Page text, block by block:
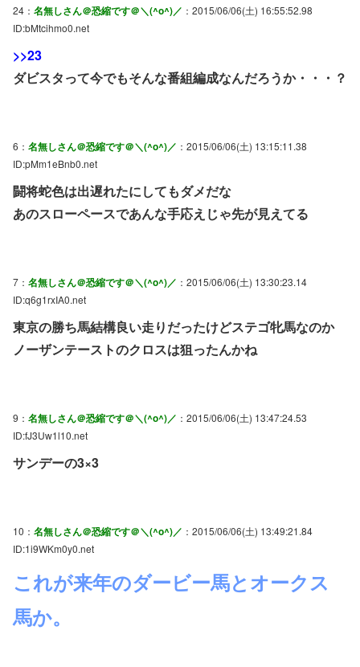
24： 名無しさん＠恐縮です＠＼(^o^)／ ：2015/06/06(土) 16:55:52.98
ID:bMtcihmo0.net
>>23
ダビスタって今でもそんな番組編成なんだろうか・・・？
6： 名無しさん＠恐縮です＠＼(^o^)／ ：2015/06/06(土) 13:15:11.38
ID:pMm1eBnb0.net
闘将蛇色は出遅れたにしてもダメだな
あのスローペースであんな手応えじゃ先が見えてる
7： 名無しさん＠恐縮です＠＼(^o^)／ ：2015/06/06(土) 13:30:23.14
ID:q6g1rxIA0.net
東京の勝ち馬結構良い走りだったけどステゴ牝馬なのか
ノーザンテーストのクロスは狙ったんかね
9： 名無しさん＠恐縮です＠＼(^o^)／ ：2015/06/06(土) 13:47:24.53
ID:fJ3Uw1l10.net
サンデーの3×3
10： 名無しさん＠恐縮です＠＼(^o^)／ ：2015/06/06(土) 13:49:21.84
ID:1i9WKm0y0.net
これが来年のダービー馬とオークス
馬か。